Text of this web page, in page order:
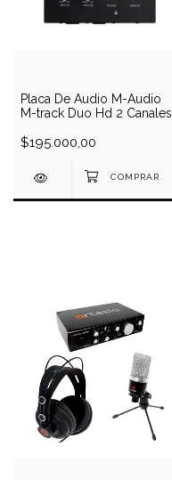
Placa De Audio M-Audio
M-track Duo Hd 2 Canales
$195.000,00